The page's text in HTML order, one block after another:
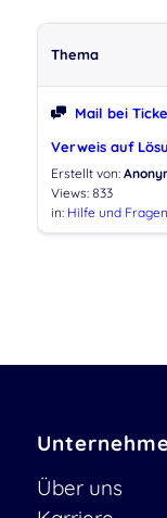
Thema
Mail bei
Verweis auf
Erstellt von:
Views: 833
in: Hilfe und
Über uns